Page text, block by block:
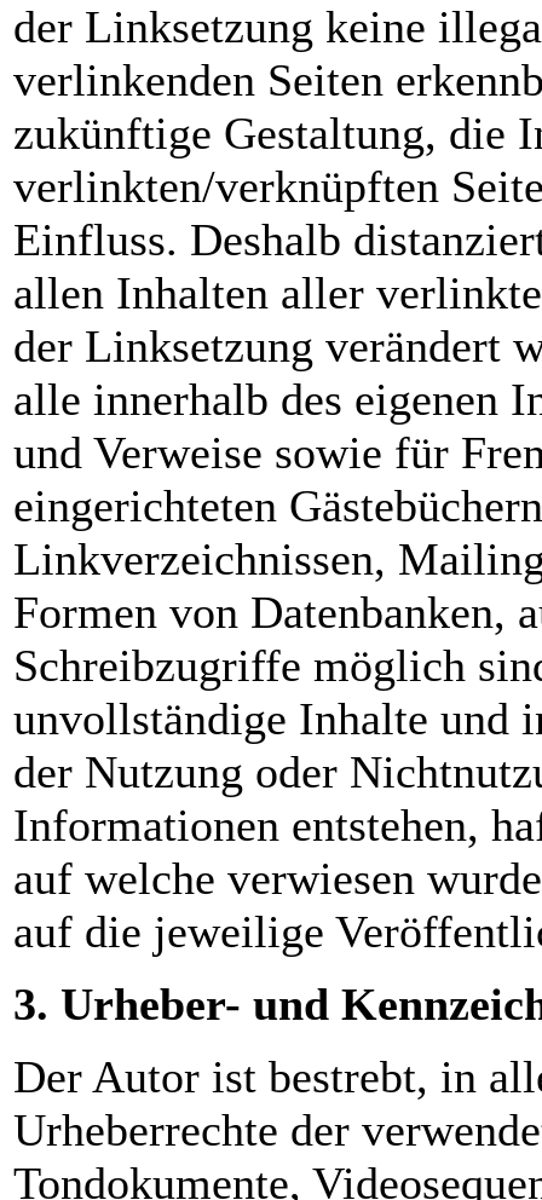
der Linksetzung keine
verlinkenden Seiten
zukünftige Gestaltung, die
verlinkten/verknüpften
Einfluss. Deshalb
allen Inhalten aller
der Linksetzung verändert
alle innerhalb des eigenen
und Verweise sowie für
eingerichteten
Linkverzeichnissen,
Formen von Datenbanken,
Schreibzugriffe möglich
unvollständige Inhalte und
der Nutzung oder
Informationen entstehen,
auf welche verwiesen
auf die jeweilige
3. Urheber- und
Der Autor ist bestrebt, in
Urheberrechte der
Tondokumente,